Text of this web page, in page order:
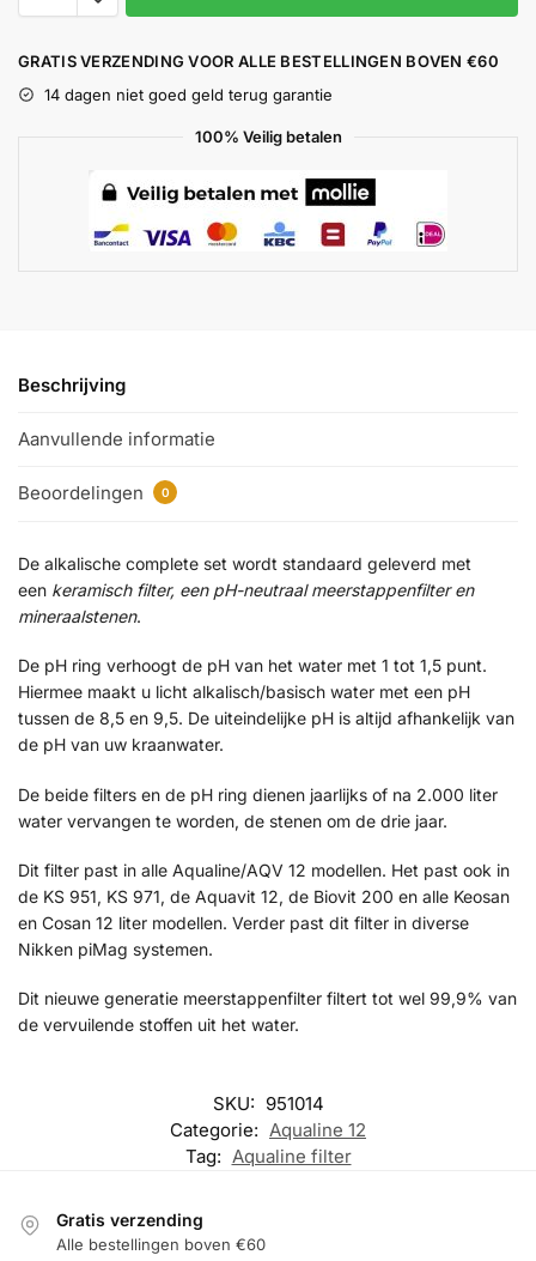
GRATIS VERZENDING VOOR ALLE BESTELLINGEN BOVEN €60
14 dagen niet goed geld terug garantie
100% Veilig betalen
Beschrijving
Aanvullende informatie
Beoordelingen 0
De alkalische complete set wordt standaard geleverd met
een keramisch filter, een pH-neutraal meerstappenfilter en
mineraalstenen.
De pH ring verhoogt de pH van het water met 1 tot 1,5 punt.
Hiermee maakt u licht alkalisch/basisch water met een pH
tussen de 8,5 en 9,5. De uiteindelijke pH is altijd afhankelijk van
de pH van uw kraanwater.
De beide filters en de pH ring dienen jaarlijks of na 2.000 liter
water vervangen te worden, de stenen om de drie jaar.
Dit filter past in alle Aqualine/AQV 12 modellen. Het past ook in
de KS 951, KS 971, de Aquavit 12, de Biovit 200 en alle Keosan
en Cosan 12 liter modellen. Verder past dit filter in diverse
Nikken piMag systemen.
Dit nieuwe generatie meerstappenfilter filtert tot wel 99,9% van
de vervuilende stoffen uit het water.
SKU: 951014
Categorie: Aqualine 12
Tag: Aqualine filter
Gratis verzending
Alle bestellingen boven €60